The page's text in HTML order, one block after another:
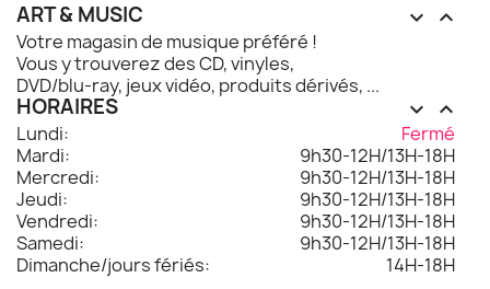
ART & MUSIC  
Votre magasin de musique préféré !
Vous y trouverez des CD, vinyles,
DVD/blu-ray, jeux vidéo, produits dérivés, ...
HORAIRES  
Lundi:
Fermé
Mardi:
9h30-12H/13H-18H
Mercredi:
9h30-12H/13H-18H
Jeudi:
9h30-12H/13H-18H
Vendredi:
9h30-12H/13H-18H
Samedi:
9h30-12H/13H-18H
Dimanche/jours fériés:
14H-18H